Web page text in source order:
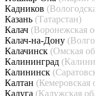
Кадников
Казань (Татарстан)
Калач (Воронежская
Калач-на-Дону
Калачинск (Омская
Калининград
Калининск
Калтан (Кемеровская
Калуга (Калужская